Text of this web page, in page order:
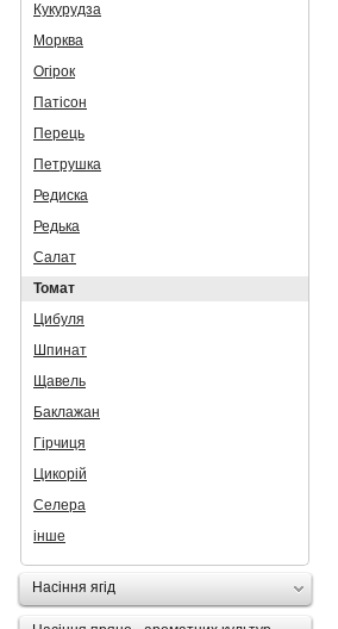
Кукурудза
Морква
Огірок
Патісон
Перець
Петрушка
Редиска
Редька
Салат
Томат
Цибуля
Шпинат
Щавель
Баклажан
Гірчиця
Цикорій
Селера
інше
Насіння ягід